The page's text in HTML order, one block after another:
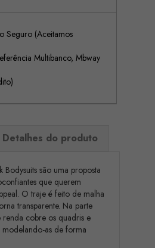
Seguro (Aceitamos
Multibanco, Mbway
Detalhes do produto
Bodysuits são uma proposta
que querem
O traje é feito de malha
transparente. Na parte
cobre os quadris e
modelando-as de forma